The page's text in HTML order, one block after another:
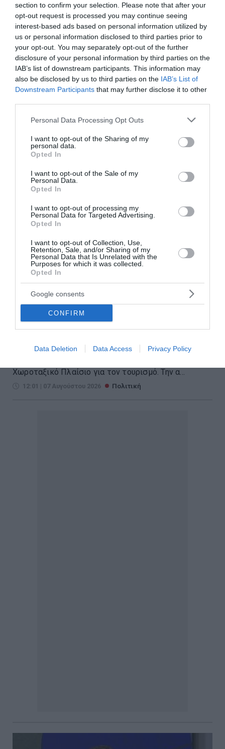
section to confirm your selection. Please note that after your
opt-out request is processed you may continue seeing
interest-based ads based on personal information utilized by
us or personal information disclosed to third parties prior to
your opt-out. You may separately opt-out of the further
disclosure of your personal information by third parties on the
IAB’s list of downstream participants. This information may
also be disclosed by us to third parties on the IAB’s List of
Downstream Participants that may further disclose it to other
Please note that this website/app uses one or more Google
not limited to your visit or usage behaviour. You may click to
grant or deny consent to Google and its third-party tags to
use your data for below specified purposes in below Google
consent section.
Personal Data Processing Opt Outs
I want to opt-out of the Sharing of my
personal data.
Opted In
I want to opt-out of the Sale of my
Personal Data.
Opted In
I want to opt-out of processing my
Personal Data for Targeted Advertising.
Opted In
I want to opt-out of Collection, Use,
Retention, Sale, and/or Sharing of my
Personal Data that Is Unrelated with the
Purposes for which it was collected.
Opted In
Google consents
CONFIRM
Data Deletion Data Access Privacy Policy
πληγέντες»
Εχθές εκπροσωπώντας τον ΣΥΡΙΖΑ-ΠΣ ήμουν στον
Δήμο Μάνδρας και επισκέφθηκα την Ψάθα, το Πόρτο
Γερμένο και το Δήμο Μεγάρων. Συνομίλησα και με το
δήμαρχο Μάνδρας – Ειδύλλιας. Επειδή ο κ.
Καραγκούνης για το πρόγραμ...
12:15 | 08 Αυγούστου 2026 Πολιτική
Παπασταύρου – Κεφαλογιάννη:
Σε ισχύ το νέο Ειδικό Χωροταξικό
Πλαίσιο για τον Τουρισμό
Με Κοινή Υπουργική Απόφαση (ΚΥΑ) των υπουργών
Παπασταύρου και Τουρισμού, Όλγας Κεφαλογιάννη
Χωροταξικό Πλαίσιο για τον τουρισμό. Την α...
12:01 | 07 Αυγούστου 2026 Πολιτική